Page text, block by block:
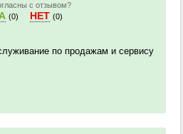
с отзывом?
(0) НЕТ (0)
по продажам и сервису